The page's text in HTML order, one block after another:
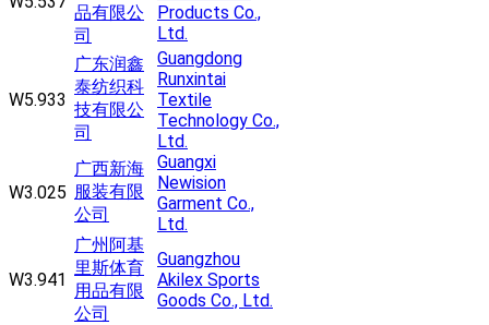
品有限公
司
Products Co.,
Ltd.
W5.933
广东润鑫
泰纺织科
技有限公
司
Guangdong
Runxintai
Textile
Technology Co.,
Ltd.
W3.025
广西新海
服装有限
公司
Guangxi
Newision
Garment Co.,
Ltd.
W3.941
广州阿基
里斯体育
用品有限
公司
Guangzhou
Akilex Sports
Goods Co., Ltd.